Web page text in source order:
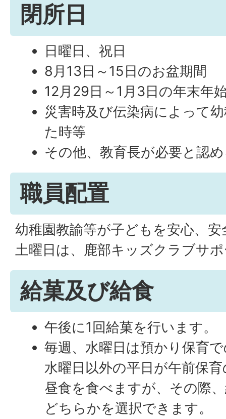
閉所日
日曜日、祝日
8月13日～15日のお盆期間
12月29日～1月3日の年末年
災害時及び伝染病によって
た時等
その他、教育長が必要と認
職員配置
幼稚園教諭等が子どもを安心、
土曜日は、鹿部キッズクラブサ
給菓及び給食
午後に1回給菓を行います。
毎週、水曜日は預かり保育
水曜日以外の平日が午前保
昼食を食べますが、その際
どちらかを選択できます。